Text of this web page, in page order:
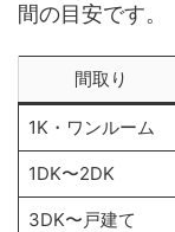
間の目安です。
間取り
1K・ワンルーム
1DK〜2DK
3DK〜戸建て